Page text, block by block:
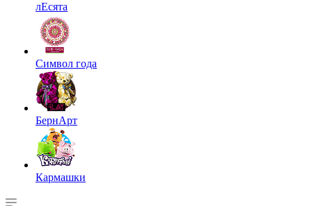
лЕсята
Символ года
БернАрт
Кармашки